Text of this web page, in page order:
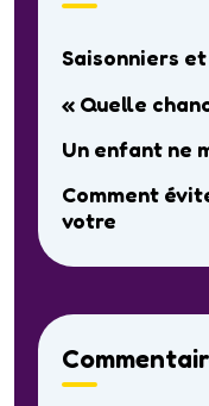
Saisonniers
« Quelle
Un enfant ne
Comment
votre